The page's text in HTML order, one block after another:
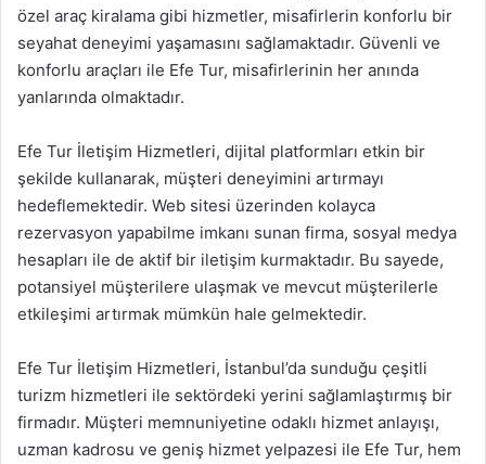
özel araç kiralama gibi hizmetler, misafirlerin konforlu bir
seyahat deneyimi yaşamasını sağlamaktadır. Güvenli ve
konforlu araçları ile Efe Tur, misafirlerinin her anında
yanlarında olmaktadır.
Efe Tur İletişim Hizmetleri, dijital platformları etkin bir
şekilde kullanarak, müşteri deneyimini artırmayı
hedeflemektedir. Web sitesi üzerinden kolayca
rezervasyon yapabilme imkanı sunan firma, sosyal medya
hesapları ile de aktif bir iletişim kurmaktadır. Bu sayede,
potansiyel müşterilere ulaşmak ve mevcut müşterilerle
etkileşimi artırmak mümkün hale gelmektedir.
Efe Tur İletişim Hizmetleri, İstanbul’da sunduğu çeşitli
turizm hizmetleri ile sektördeki yerini sağlamlaştırmış bir
firmadır. Müşteri memnuniyetine odaklı hizmet anlayışı,
uzman kadrosu ve geniş hizmet yelpazesi ile Efe Tur, hem